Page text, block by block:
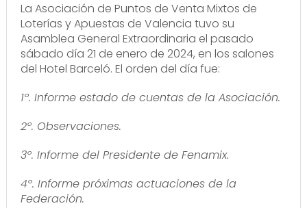
La Asociación de Puntos de Venta Mixtos de
Loterías y Apuestas de Valencia tuvo su
Asamblea General Extraordinaria el pasado
sábado día 21 de enero de 2024, en los salones
del Hotel Barceló. El orden del día fue:
1º. Informe estado de cuentas de la Asociación.
2º. Observaciones.
3º. Informe del Presidente de Fenamix.
4º. Informe próximas actuaciones de la
Federación.